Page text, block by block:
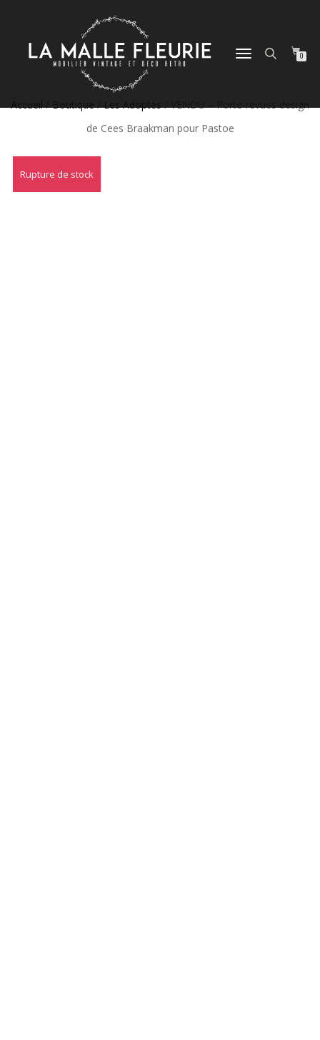
DÉPLIER
0
Accueil/Boutique/Les Adoptés/ VENDU – Porte-revues design
de Cees Braakman pour Pastoe
Rupture de stock